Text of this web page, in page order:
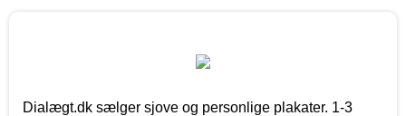
Dialægt.dk sælger sjove og personlige plakater. 1-3